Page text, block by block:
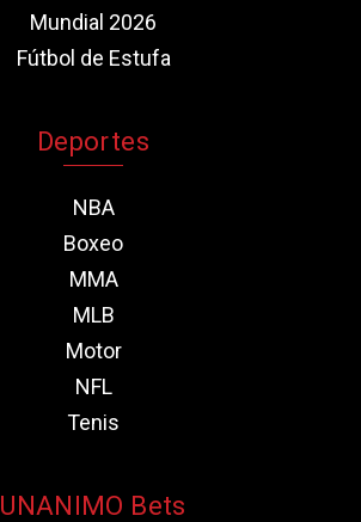
Mundial 2026
Fútbol de Estufa
Deportes
NBA
Boxeo
MMA
MLB
Motor
NFL
Tenis
UNANIMO Bets